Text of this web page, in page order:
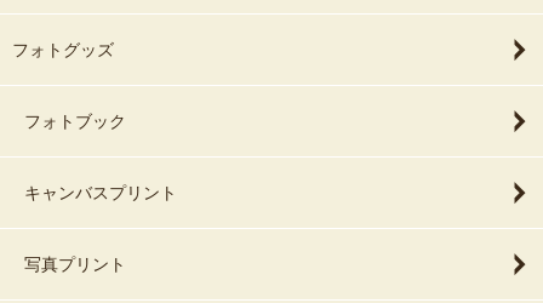
フォトグッズ
フォトブック
キャンバスプリント
写真プリント